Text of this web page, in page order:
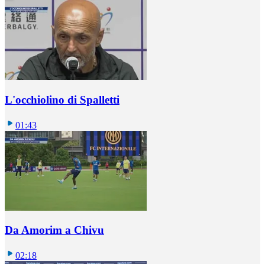
L'occhiolino di Spalletti
01:43
Da Amorim a Chivu
02:18